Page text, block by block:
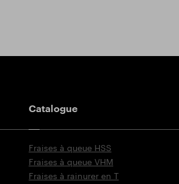
Poteau indicateur
Catalogue
Fraises à queue HSS
Fraises à queue VHM
Fraises à rainurer en T